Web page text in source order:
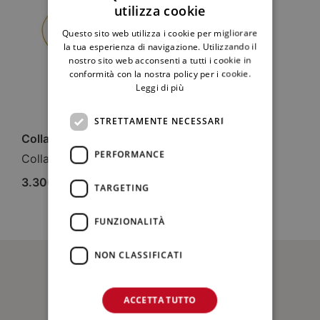
Collane
Collana Ricami
3.300,00€
D.G. SNC di Di Giovanna Laura & C.
Via Venezia, 8/A
ENGLISH
utilizza cookie
Questo sito web utilizza i cookie per migliorare
la tua esperienza di navigazione. Utilizzando il
nostro sito web acconsenti a tutti i cookie in
conformità con la nostra policy per i cookie.
Leggi di più
STRETTAMENTE NECESSARI
PERFORMANCE
TARGETING
FUNZIONALITÀ
NON CLASSIFICATI
ACCETTA TUTTO